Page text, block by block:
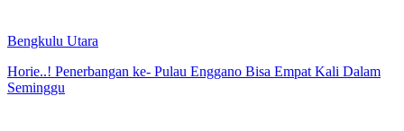
Bengkulu Utara
Horie..! Penerbangan ke- Pulau Enggano Bisa Empat Kali Dalam
Seminggu